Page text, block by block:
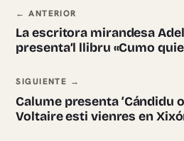
Navegación ente
← ANTERIOR
La escritora mirandesa
presenta’l llibru «Cumo
SIGUIENTE →
Calume presenta ‘Cándidu
Voltaire esti vienres en